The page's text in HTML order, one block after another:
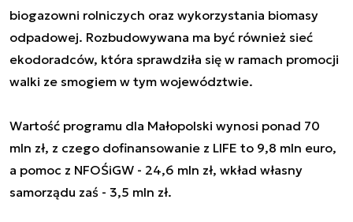
biogazowni rolniczych oraz wykorzystania biomasy
odpadowej. Rozbudowywana ma być również sieć
ekodoradców, która sprawdziła się w ramach promocji
walki ze smogiem w tym województwie.
Wartość programu dla Małopolski wynosi ponad 70
mln zł, z czego dofinansowanie z LIFE to 9,8 mln euro,
a pomoc z NFOŚiGW - 24,6 mln zł, wkład własny
samorządu zaś - 3,5 mln zł.